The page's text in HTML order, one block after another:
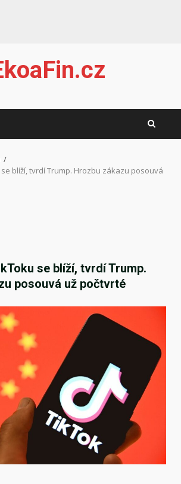
blíží, tvrdí Trump. Hrozbu zákazu posouvá
se blíží, tvrdí Trump.
posouvá už počtvrté